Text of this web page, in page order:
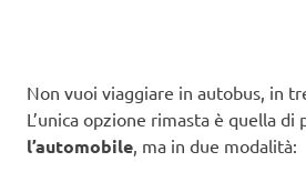
Non vuoi viaggiare in autobus, in
L’unica opzione rimasta è quella di
l’automobile, ma in due modalità: